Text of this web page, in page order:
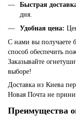
Быстрая
дня.
Удобная цена:
С нами вы получаете
способ обеспечить
Заказывайте
выборе!
Доставка из Киева
Новая Почта не
Преимущества